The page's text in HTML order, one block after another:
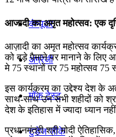
कंप्यूटर
अंग्रेजी
मॉक टेस्ट
टुडेज जीके
आजादी का अमृत महोत्सव: एक
आज़ादी का अमृत महोत्सव
को बड़े पैमाने पर मानाने के लिए
मे 75 स्थानों पर 75 महोत्सव
इस कार्यक्रम का उद्देश्य देश के
साथ-साथ उन सभी शहीदों को
देश के इतिहास में ज्यादा ध्यान
प्रधानमंत्री श्री मोदी